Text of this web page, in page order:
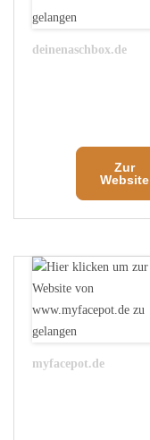
deinenaschbox.de
Zur
Website
myfacepot.de